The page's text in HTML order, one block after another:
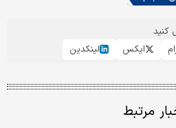
کنید
ایکس لینکدین
مرتبط